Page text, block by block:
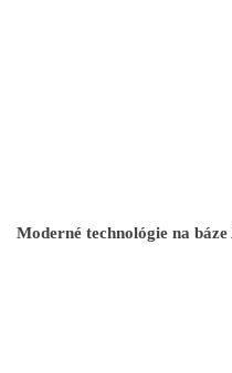
Moderné technológie na